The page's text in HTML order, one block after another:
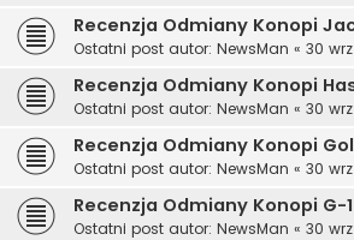
Recenzja Odmiany Konopi
Ostatni post autor: NewsMan « 30
Recenzja Odmiany Konopi
Ostatni post autor: NewsMan « 30
Recenzja Odmiany Konopi
Ostatni post autor: NewsMan « 30 wrz
Recenzja Odmiany Konopi G-
Ostatni post autor: NewsMan « 30 wrz